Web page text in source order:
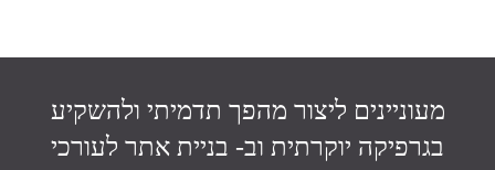
את
מעוניינים ליצור מהפך תדמיתי ולהשקיע
בגרפיקה יוקרתית וב- בניית אתר לעורכי